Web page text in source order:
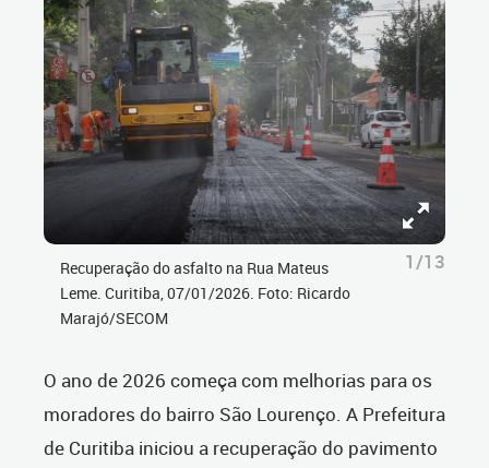
Recuperação do asfalto na Rua Mateus
Leme. Curitiba, 07/01/2026. Foto: Ricardo
Marajó/SECOM
1/13
O ano de 2026 começa com melhorias para os
moradores do bairro São Lourenço. A Prefeitura
de Curitiba iniciou a recuperação do pavimento